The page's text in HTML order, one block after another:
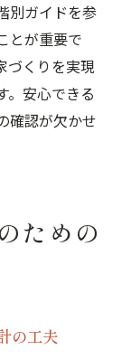
別ガイドを参
とが重要で
づくりを実現
。安心できる
確認が欠かせ
ための
の工夫